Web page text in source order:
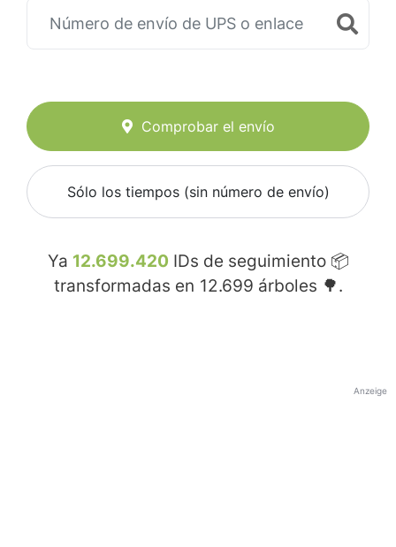
Comprobar el envío
Sólo los tiempos (sin número de envío)
Ya 12.699.420 IDs de seguimiento 📦
transformadas en 12.699 árboles 🌳.
Anzeige